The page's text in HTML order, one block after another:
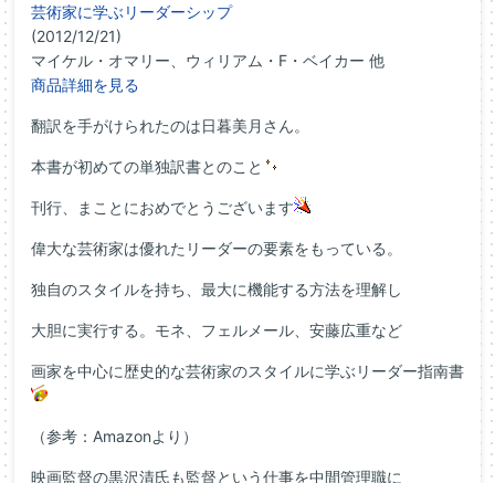
芸術家に学ぶリーダーシップ
(2012/12/21)
マイケル・オマリー、ウィリアム・F・ベイカー 他
商品詳細を見る
翻訳を手がけられたのは日暮美月さん。
本書が初めての単独訳書とのこと
刊行、まことにおめでとうございます
偉大な芸術家は優れたリーダーの要素をもっている。
独自のスタイルを持ち、最大に機能する方法を理解し
大胆に実行する。モネ、フェルメール、安藤広重など
画家を中心に歴史的な芸術家のスタイルに学ぶリーダー指南書
（参考：Amazonより）
映画監督の黒沢清氏も監督という仕事を中間管理職に